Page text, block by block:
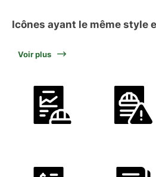
Icônes ayant le même style
Voir plus